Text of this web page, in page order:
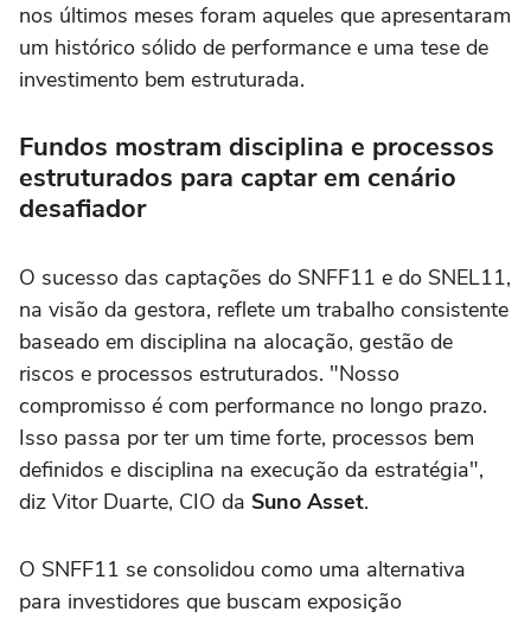
nos últimos meses foram aqueles que apresentaram
um histórico sólido de performance e uma tese de
investimento bem estruturada.
Fundos mostram disciplina e processos
estruturados para captar em cenário
desafiador
O sucesso das captações do SNFF11 e do SNEL11,
na visão da gestora, reflete um trabalho consistente
baseado em disciplina na alocação, gestão de
riscos e processos estruturados. "Nosso
compromisso é com performance no longo prazo.
Isso passa por ter um time forte, processos bem
definidos e disciplina na execução da estratégia",
diz Vitor Duarte, CIO da Suno Asset.
O SNFF11 se consolidou como uma alternativa
para investidores que buscam exposição